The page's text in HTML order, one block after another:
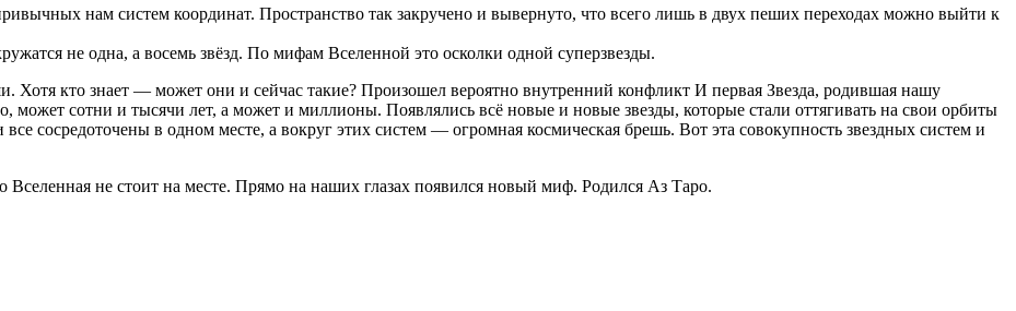
нам систем координат. Пространство так закручено и вывернуто, что всего лишь в двух пеших переходах можно выйти к
не одна, а восемь звёзд. По мифам Вселенной это осколки одной суперзвезды.
кто знает — может они и сейчас такие? Произошел вероятно внутренний конфликт И первая Звезда, родившая нашу
может сотни и тысячи лет, а может и миллионы. Появлялись всё новые и новые звезды, которые стали оттягивать на свои орбиты
сосредоточены в одном месте, а вокруг этих систем — огромная космическая брешь. Вот эта совокупность звездных систем и
не стоит на месте. Прямо на наших глазах появился новый миф. Родился Аз Таро.